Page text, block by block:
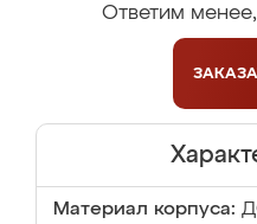
Ответим
Материал корпуса: